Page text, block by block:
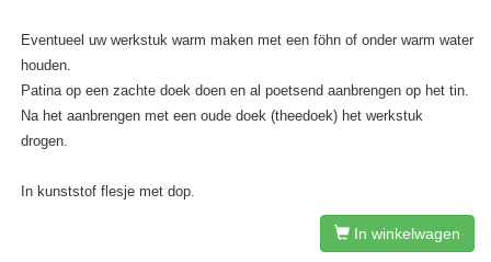
Eventueel uw werkstuk warm maken met een föhn of onder warm water
houden.
Patina op een zachte doek doen en al poetsend aanbrengen op het tin.
Na het aanbrengen met een oude doek (theedoek) het werkstuk
drogen.
In kunststof flesje met dop.
In winkelwagen